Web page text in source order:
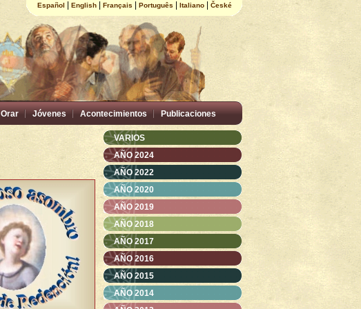
Español English| Français Português Italiano| České
Orar Jóvenes Acontecimientos Publicaciones
VARIOS
AÑO 2024
AÑO 2022
AÑO 2020
AÑO 2019
AÑO 2018
AÑO 2017
AÑO 2016
AÑO 2015
AÑO 2014